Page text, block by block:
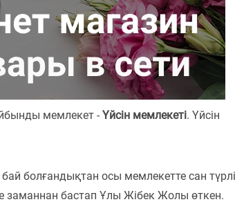
мемлекет - Үйсін мемлекеті. Үйсін
болғандықтан осы мемлекетте сан түрлі
заманнан бастап Ұлы Жібек Жолы өткен.